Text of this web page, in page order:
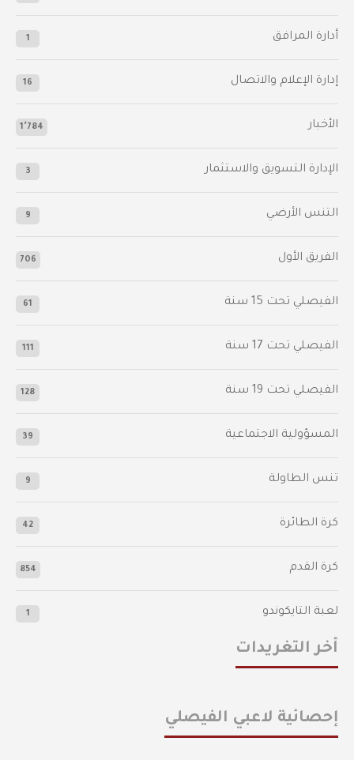
أدارة المرافق 1
إدارة الإعلام والاتصال 16
الأخبار 1٬784
الإدارة التسويق والاستثمار 3
التنس الأرضي 9
الفريق الأول 706
الفيصلي‬⁩ تحت 15 سنة 61
‫الفيصلي‬⁩ تحت 17 سنة 111
الفيصلي‬⁩ تحت 19 سنة 128
المسؤولية الاجتماعية 39
تنس الطاولة 9
كرة الطائرة 42
كرة القدم 854
لعبة التايكوندو 1
أخر التغريدات
إحصائية لاعبي الفيصلي